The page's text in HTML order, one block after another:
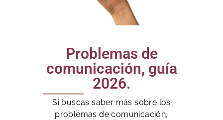
Problemas de
comunicación, guía
2026.
Si buscas saber más sobre los
problemas de comunicación,